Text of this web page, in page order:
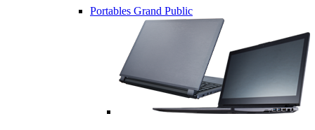
Portables Grand Public